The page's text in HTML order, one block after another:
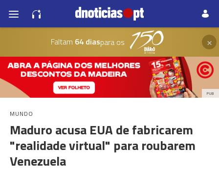
Faltam 64 diaspara os ×
PUB
MUNDO
Maduro acusa EUA de fabricarem
"realidade virtual" para roubarem
Venezuela